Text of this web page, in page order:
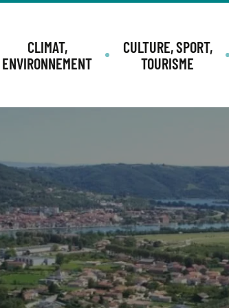
CLIMAT,
ENVIRONNEMENT
CULTURE, SPORT,
TOURISME